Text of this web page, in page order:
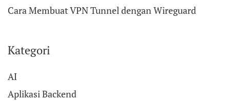
Cara Membuat VPN Tunnel dengan Wireguard
Kategori
AI
Aplikasi Backend